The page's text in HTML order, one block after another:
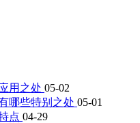
用之处 05-02
哪些特别之处 05-01
点 04-29